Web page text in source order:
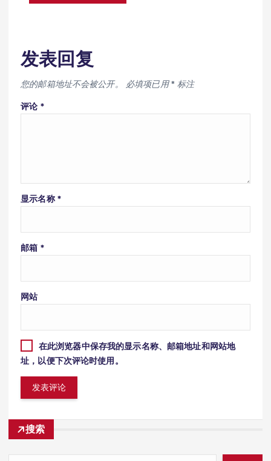
发表回复
您的邮箱地址不会被公开。 必填项已用* 标注
评论 *
显示名称 *
邮箱 *
网站
在此浏览器中保存我的显示名称、邮箱地址和网站地
址，以便下次评论时使用。
搜索